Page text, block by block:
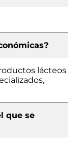
lácteos
que se